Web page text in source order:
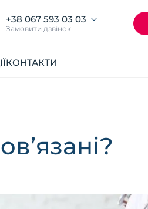
+38 067 593 03 03
Замовити дзвінок
КОНТАКТИ